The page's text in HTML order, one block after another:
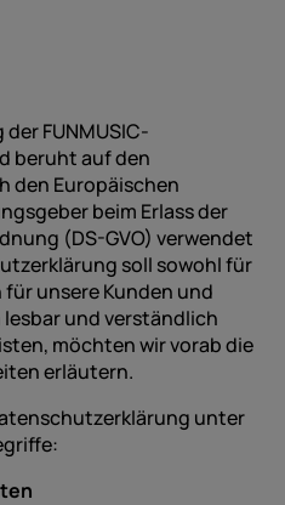
FUNMUSIC-
beruht auf den
den Europäischen
beim Erlass der
(DS-GVO) verwendet
soll sowohl für
unsere Kunden und
und verständlich
möchten wir vorab die
erläutern.
unter